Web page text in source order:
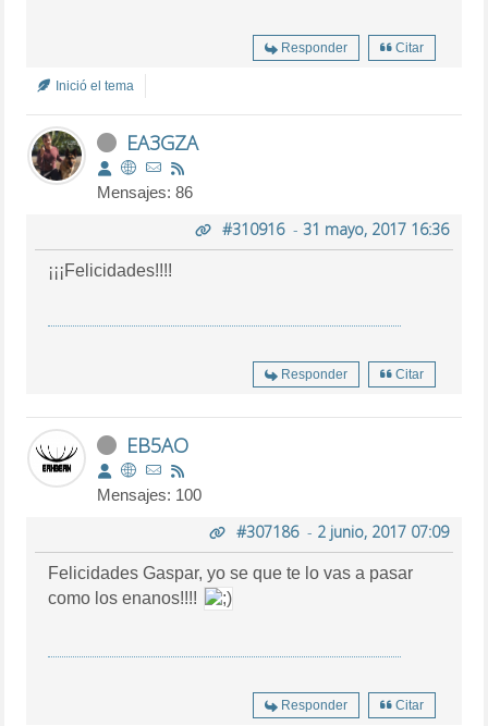
Responder Citar
Inició el tema
EA3GZA
Mensajes: 86
#310916- 31 mayo, 2017 16:36
¡¡¡Felicidades!!!!
Responder Citar
EB5AO
Mensajes: 100
#307186- 2 junio, 2017 07:09
Felicidades Gaspar, yo se que te lo vas a pasar
como los enanos!!!!
Responder Citar